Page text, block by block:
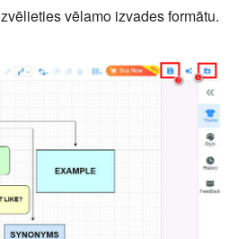
vēlamo izvades formātu.